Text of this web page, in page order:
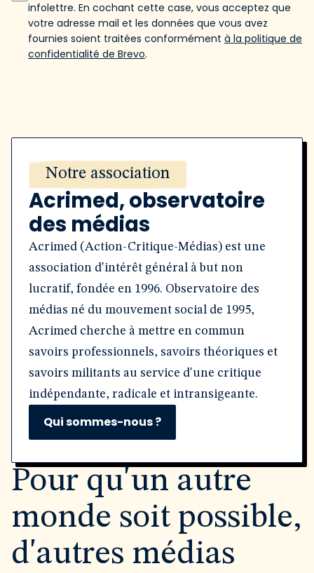
infolettre. En cochant cette case, vous acceptez que
votre adresse mail et les données que vous avez
fournies soient traitées conformément à la politique de
confidentialité de Brevo.
Notre association
Acrimed, observatoire
des médias
Acrimed (Action-Critique-Médias) est une
association d'intérêt général à but non
lucratif, fondée en 1996. Observatoire des
médias né du mouvement social de 1995,
Acrimed cherche à mettre en commun
savoirs professionnels, savoirs théoriques et
savoirs militants au service d'une critique
indépendante, radicale et intransigeante.
Qui sommes-nous ?
Pour qu'un autre
monde soit possible,
d'autres médias